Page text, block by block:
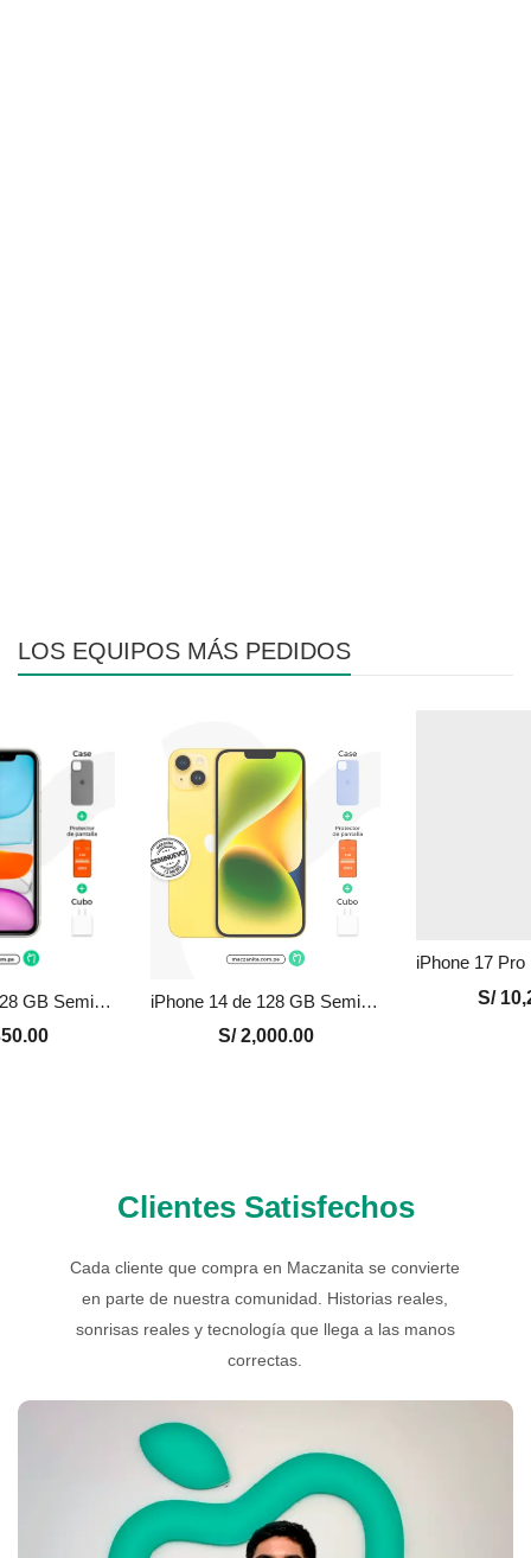
LOS EQUIPOS MÁS PEDIDOS
iPhone 11 de 128 GB Seminuevo en Perú | Blanco, Precio y Garantía
iPhone 14 de 128 GB Seminuevo en Perú | Amarillo, Precio y Garantía
S/2,000.00
S/
Clientes Satisfechos
Cada cliente que compra en Maczanita se convierte
en parte de nuestra comunidad. Historias reales,
sonrisas reales y tecnología que llega a las manos
correctas.